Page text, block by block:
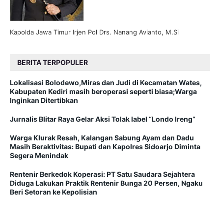
Kapolda Jawa Timur Irjen Pol Drs. Nanang Avianto, M.Si
BERITA TERPOPULER
Lokalisasi Bolodewo,Miras dan Judi di Kecamatan Wates,
Kabupaten Kediri masih beroperasi seperti biasa;Warga
Inginkan Ditertibkan
Jurnalis Blitar Raya Gelar Aksi Tolak label “Londo Ireng”
Warga Klurak Resah, Kalangan Sabung Ayam dan Dadu
Masih Beraktivitas: Bupati dan Kapolres Sidoarjo Diminta
Segera Menindak
Rentenir Berkedok Koperasi: PT Satu Saudara Sejahtera
Diduga Lakukan Praktik Rentenir Bunga 20 Persen, Ngaku
Beri Setoran ke Kepolisian